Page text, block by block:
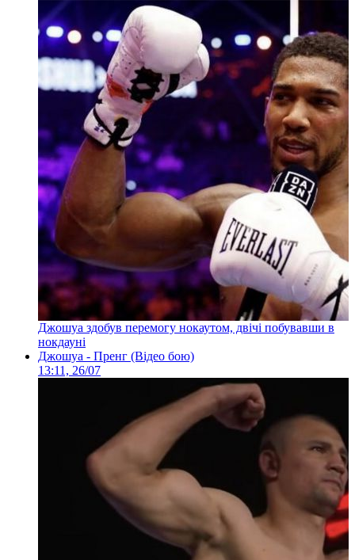
Джошуа здобув перемогу нокаутом, двічі побувавши в
нокдауні
Джошуа - Пренг (Відео бою)
13:11, 26/07